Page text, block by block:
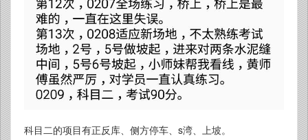
科目二的项目有正反库、侧方停车、s湾、上坡。